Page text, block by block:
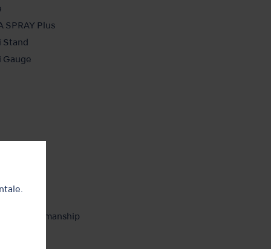
SPRAY Plus
Stand
Gauge
in Craftsmanship